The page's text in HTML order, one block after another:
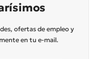
ofertas de empleo y
en tu e-mail.